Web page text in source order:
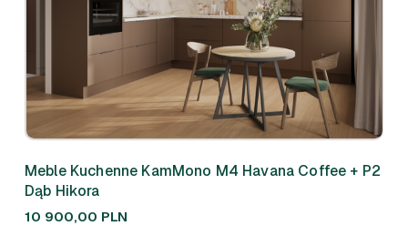
Meble Kuchenne KamMono M4 Havana Coffee + P2
Dąb Hikora
10 900,00 PLN